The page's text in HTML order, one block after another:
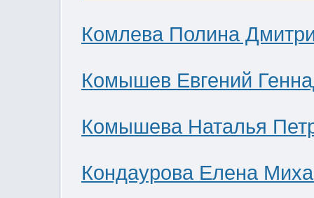
Комлева Полина
Комышев Евгений
Комышева Наталья
Кондаурова Елена